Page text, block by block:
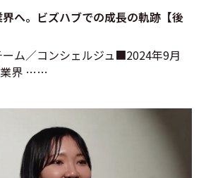
へ。ビズハブでの成長の軌跡【後
ム／コンシェルジュ■2024年9月
業界 ……